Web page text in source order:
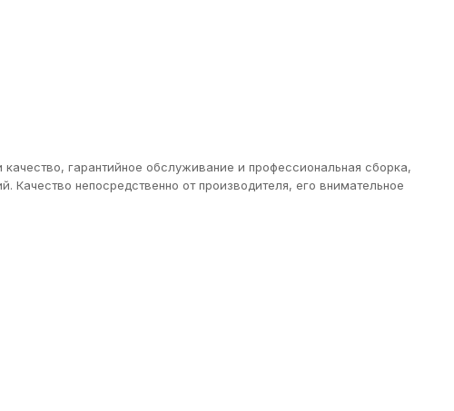
гарантийное обслуживание и профессиональная сборка,
непосредственно от производителя, его внимательное